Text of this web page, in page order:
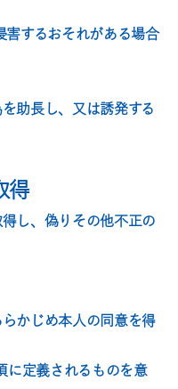
するおそれがある場合
助長し、又は誘発する
得
し、偽りその他不正の
かじめ本人の同意を得
に定義されるものを意